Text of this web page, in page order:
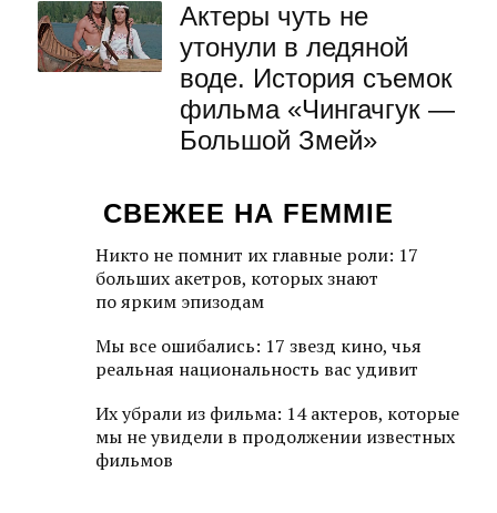
Актеры чуть не
утонули в ледяной
воде. История съемок
фильма «Чингачгук —
Большой Змей»
СВЕЖЕЕ НА FEMMIE
Никто не помнит их главные роли: 17
больших акетров, которых знают
по ярким эпизодам
Мы все ошибались: 17 звезд кино, чья
реальная национальность вас удивит
Их убрали из фильма: 14 актеров, которые
мы не увидели в продолжении известных
фильмов